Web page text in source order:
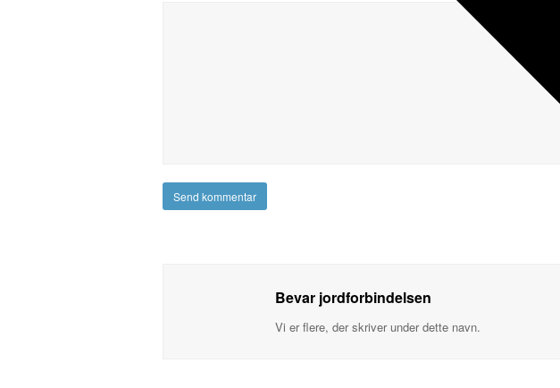
Bevar jordforbindelsen
Vi er flere, der skriver under dette navn.